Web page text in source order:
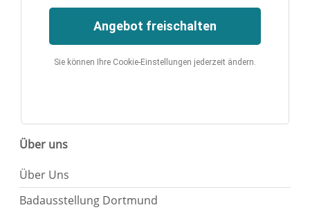
Angebot freischalten
Sie können Ihre Cookie-Einstellungen jederzeit ändern.
Über uns
Über Uns
Badausstellung Dortmund